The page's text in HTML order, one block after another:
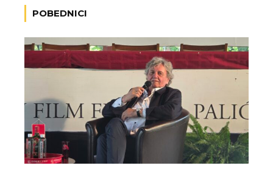
POBEDNICI